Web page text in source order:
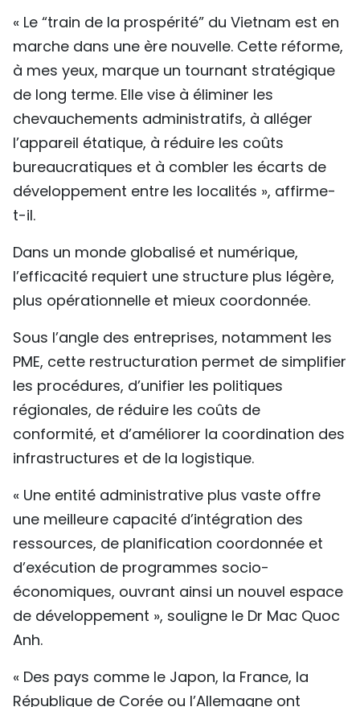
« Le “train de la prospérité” du Vietnam est en
marche dans une ère nouvelle. Cette réforme,
à mes yeux, marque un tournant stratégique
de long terme. Elle vise à éliminer les
chevauchements administratifs, à alléger
l’appareil étatique, à réduire les coûts
bureaucratiques et à combler les écarts de
développement entre les localités », affirme-
t-il.
Dans un monde globalisé et numérique,
l’efficacité requiert une structure plus légère,
plus opérationnelle et mieux coordonnée.
Sous l’angle des entreprises, notamment les
PME, cette restructuration permet de simplifier
les procédures, d’unifier les politiques
régionales, de réduire les coûts de
conformité, et d’améliorer la coordination des
infrastructures et de la logistique.
« Une entité administrative plus vaste offre
une meilleure capacité d’intégration des
ressources, de planification coordonnée et
d’exécution de programmes socio-
économiques, ouvrant ainsi un nouvel espace
de développement », souligne le Dr Mac Quoc
Anh.
« Des pays comme le Japon, la France, la
République de Corée ou l’Allemagne ont